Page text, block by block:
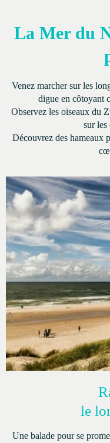
La Mer du
Venez marcher sur les
digue en côtoyant
Observez les oiseaux du
sur les
Découvrez des hameaux
le
Une balade pour se